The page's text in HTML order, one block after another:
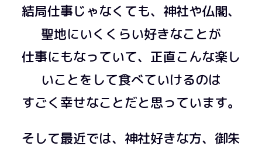
結局仕事じゃなくても、神社や仏閣、
聖地にいくくらい好きなことが
仕事にもなっていて、正直こんな楽し
いことをして食べていけるのは
すごく幸せなことだと思っています。
そして最近では、神社好きな方、御朱